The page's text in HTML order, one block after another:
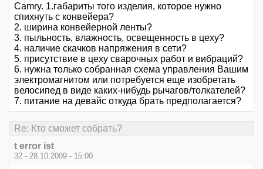
Camry. 1.габариты того изделия, которое нужно
спихнуть с конвейера?
2. ширина конвейерной ленты?
3. пыльность, влажность, освещенность в цеху?
4. наличие скачков напряжения в сети?
5. присутствие в цеху сварочных работ и вибраций?
6. нужна только собранная схема управления Вашим
электромагнитом или потребуется еще изобретать
велосипед в виде каких-нибудь рычагов/толкателей?
7. питание на девайс откуда брать предполагается?
Re: Кто сможет собрать?
t error ist
32 - 28.10.2009 - 15:00